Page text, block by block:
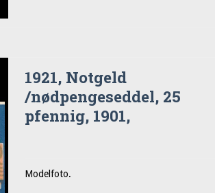
1921, Notgeld
/nødpengeseddel, 25
pfennig, 1901,
Modelfoto.